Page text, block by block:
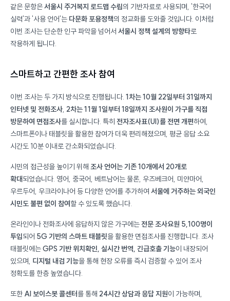
같은 문항은서울시 주거복지 로드맵 수립의 기반자료로 사용되며, '한국어
실력'과 '사용 언어'는 다문화 포용정책의 정교화를 도와줄 것입니다. 이처럼
이번 조사는 단순한 인구 파악을 넘어서 서울시 정책 설계의 방향타로
작용하게 됩니다.
스마트하고 간편한 조사 참여
이번 조사는 두 가지 방식으로 진행됩니다. 1차는 10월 22일부터 31일까지
인터넷 및 전화조사, 2차는 11월 1일부터 18일까지 조사원이 가구를 직접
방문하여 면접조사를 실시합니다. 특히 전자조사표(UI)를 전면 개편하여,
스마트폰이나 태블릿을 활용한 참여가 더욱 편리해졌으며, 평균 응답 소요
시간도 10분 이내로 간소화되었습니다.
시민의 접근성을 높이기 위해 조사 언어는 기존 10개에서 20개로
확대되었습니다. 영어, 중국어, 베트남어는 물론, 우즈베크어, 미얀마어,
우르두어, 우크라이나어 등 다양한 언어를 추가하여 서울에 거주하는 외국인
시민도 불편 없이 참여
할 수 있도록 했습니다.
온라인이나 전화조사에 응답하지 않은 가구에는전문 조사요원 5,100명이
투입되어 5G 기반의 스마트 태블릿을 활용한 면접조사를 진행합니다. 조사
태블릿에는GPS 기반 위치확인, 실시간 번역, 긴급호출 기능이 내장되어
있으며, 디지털 내검 기능을 통해 현장 오류를 즉시 검증할 수 있어 조사
정확도를 한층 높였습니다.
또한 AI 보이스봇 콜센터를 통해 24시간 상담과 응답 지원이 가능하며,